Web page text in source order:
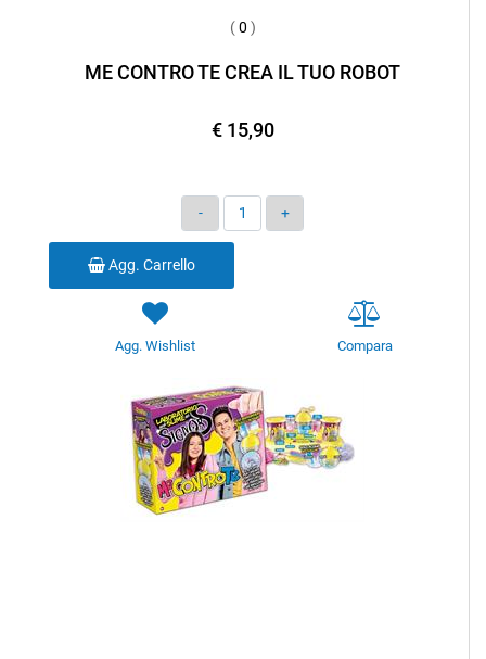
(0 )
ME CONTRO TE CREA IL TUO ROBOT
€ 15,90
Quantità
Agg. Carrello
Agg. Wishlist Compara